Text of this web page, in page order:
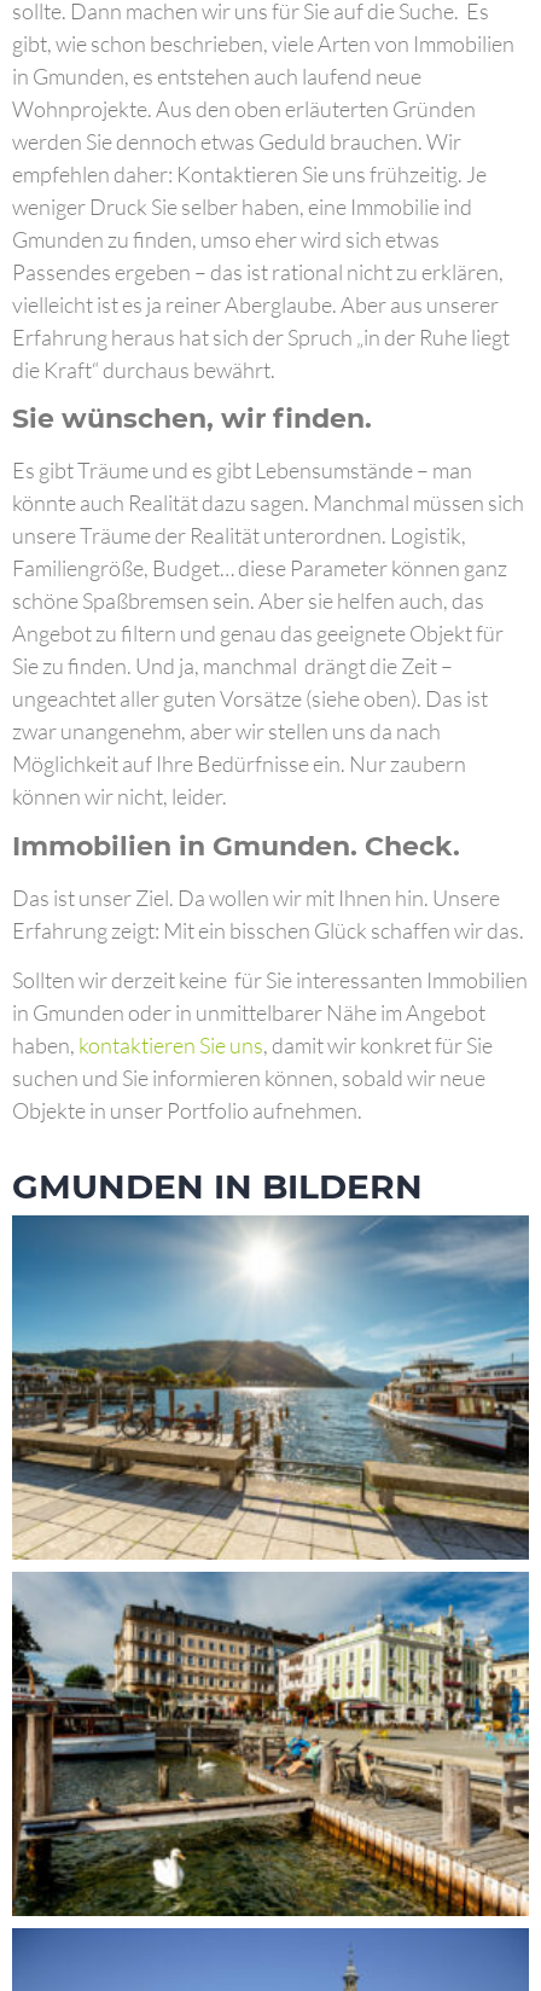
sollte. Dann machen wir uns für Sie auf die Suche. Es
gibt, wie schon beschrieben, viele Arten von Immobilien
in Gmunden, es entstehen auch laufend neue
Wohnprojekte. Aus den oben erläuterten Gründen
werden Sie dennoch etwas Geduld brauchen. Wir
empfehlen daher: Kontaktieren Sie uns frühzeitig. Je
weniger Druck Sie selber haben, eine Immobilie ind
Gmunden zu finden, umso eher wird sich etwas
Passendes ergeben – das ist rational nicht zu erklären,
vielleicht ist es ja reiner Aberglaube. Aber aus unserer
Erfahrung heraus hat sich der Spruch „in der Ruhe liegt
die Kraft“ durchaus bewährt.
Sie wünschen, wir finden.
Es gibt Träume und es gibt Lebensumstände – man
könnte auch Realität dazu sagen. Manchmal müssen sich
unsere Träume der Realität unterordnen. Logistik,
Familiengröße, Budget… diese Parameter können ganz
schöne Spaßbremsen sein. Aber sie helfen auch, das
Angebot zu filtern und genau das geeignete Objekt für
Sie zu finden. Und ja, manchmal drängt die Zeit –
ungeachtet aller guten Vorsätze (siehe oben). Das ist
zwar unangenehm, aber wir stellen uns da nach
Möglichkeit auf Ihre Bedürfnisse ein. Nur zaubern
können wir nicht, leider.
Immobilien in Gmunden. Check.
Das ist unser Ziel. Da wollen wir mit Ihnen hin. Unsere
Erfahrung zeigt: Mit ein bisschen Glück schaffen wir das.
Sollten wir derzeit keine für Sie interessanten Immobilien
in Gmunden oder in unmittelbarer Nähe im Angebot
haben, kontaktieren Sie uns, damit wir konkret für Sie
suchen und Sie informieren können, sobald wir neue
Objekte in unser Portfolio aufnehmen.
GMUNDEN IN BILDERN